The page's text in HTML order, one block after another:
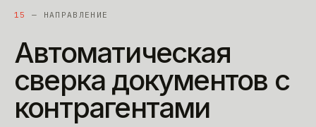
15 — НАПРАВЛЕНИЕ
Автоматическая
сверка документов с
контрагентами